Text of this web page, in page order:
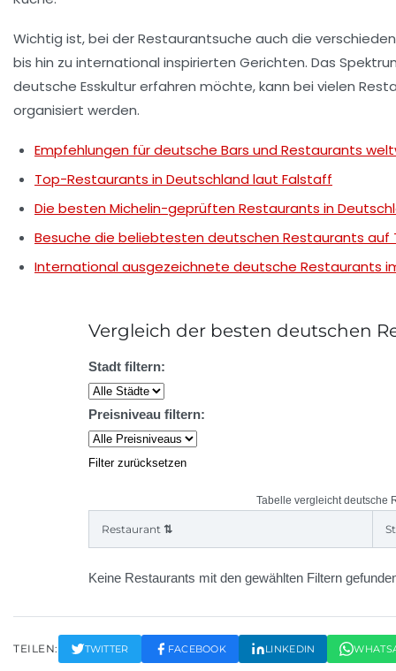
Wichtig ist, bei der Restaurantsuche auch die
bis hin zu international inspirierten Gerichten. Das
deutsche Esskultur erfahren möchte, kann bei vielen
organisiert werden.
Empfehlungen für deutsche Bars und Restaurants
Top-Restaurants in Deutschland laut Falstaff
Die besten Michelin-geprüften Restaurants in
Besuche die beliebtesten deutschen Restaurants auf
International ausgezeichnete deutsche Restaurants im
Vergleich der besten deutschen
Stadt filtern:
Preisniveau filtern:
Filter zurücksetzen
Tabelle vergleicht deutsche
Restaurant ⇅
Keine Restaurants mit den gewählten Filtern
TEILEN: TWITTER FACEBOOK LINKEDIN